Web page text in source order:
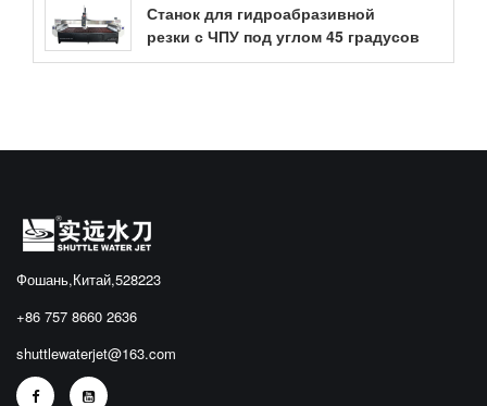
Станок для гидроабразивной
резки с ЧПУ под углом 45 градусов
Фошань,Китай,528223
+86 757 8660 2636
shuttlewaterjet@163.com